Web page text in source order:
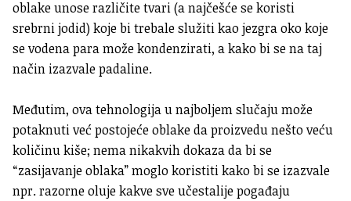
oblake unose različite tvari (a najčešće se koristi
srebrni jodid) koje bi trebale služiti kao jezgra oko koje
se vodena para može kondenzirati, a kako bi se na taj
način izazvale padaline.
Međutim, ova tehnologija u najboljem slučaju može
potaknuti već postojeće oblake da proizvedu nešto veću
količinu kiše; nema nikakvih dokaza da bi se
“zasijavanje oblaka” moglo koristiti kako bi se izazvale
npr. razorne oluje kakve sve učestalije pogađaju